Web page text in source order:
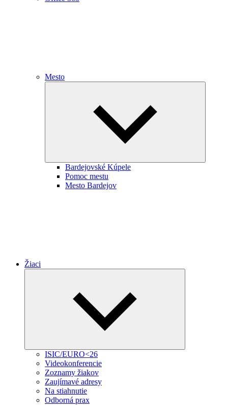
Mesto
Bardejovské Kúpele
Pomoc mestu
Mesto Bardejov
Žiaci
ISIC/EURO<26
Videokonferencie
Zoznamy žiakov
Zaujímavé adresy
Na stiahnutie
Odborná prax